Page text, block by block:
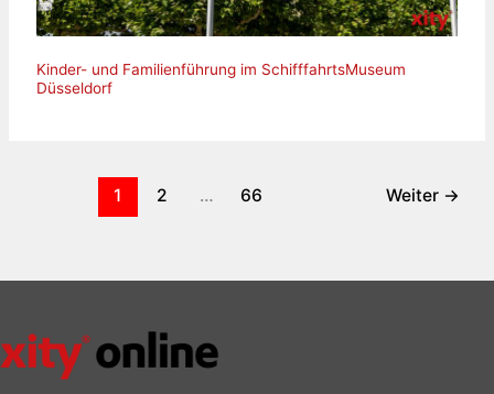
Kinder- und Familienführung im SchifffahrtsMuseum
Düsseldorf
1 2 … 66 Weiter →